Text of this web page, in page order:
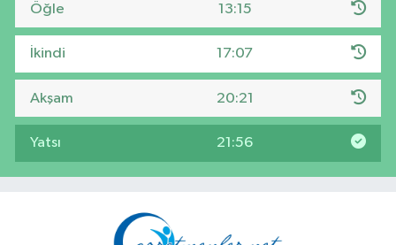
Öğle 13:15
İkindi 17:07
Akşam 20:21
Yatsı 21:56